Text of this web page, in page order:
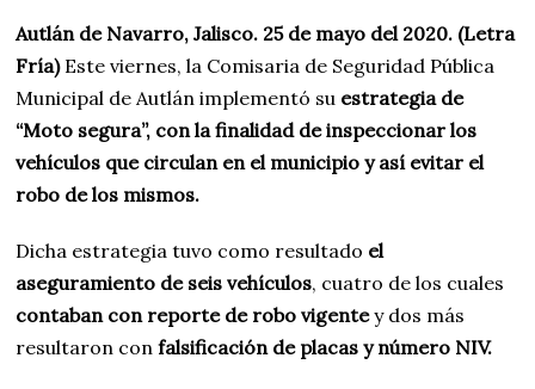
Autlán de Navarro, Jalisco. 25 de mayo del 2020. (Letra
Fría)Este viernes, la Comisaria de Seguridad Pública
Municipal de Autlán implementó su estrategia de
“Moto segura”, con la finalidad de inspeccionar los
vehículos que circulan en el municipio y así evitar el
robo de los mismos.
Dicha estrategia tuvo como resultado el
aseguramiento de seis vehículos, cuatro de los cuales
contaban con reporte de robo vigentey dos más
resultaron confalsificación de placas y número NIV.